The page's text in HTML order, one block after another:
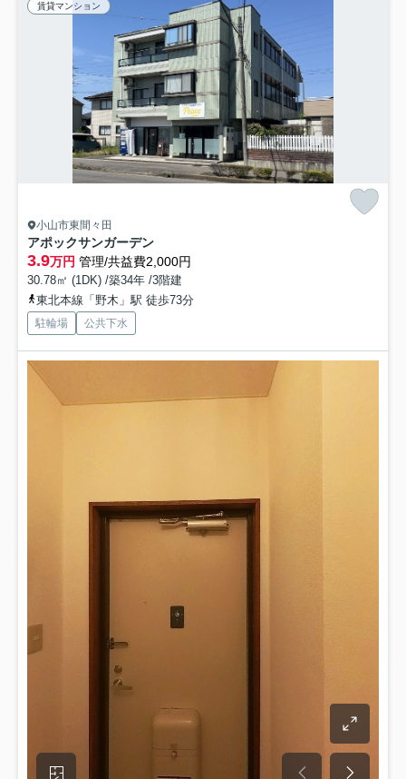
賃貸マンション
小山市東間々田
アポックサンガーデン
3.9万円 管理/共益費2,000円
30.78㎡ (1DK) /築34年 /3階建
東北本線「野木」駅 徒歩73分
駐輪場 公共下水